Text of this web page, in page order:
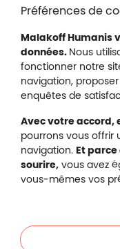
Plan du site
Footer autres sites
Mutuelle santé,
Malakoff Humanis
Entreprises
Préférences de
Malakoff Humanis
données. Nous
fonctionner notre
navigation,
enquêtes de
Avec votre accord,
pourrons vous offrir
navigation. Et parce
sourire, vous avez
vous-mêmes vos